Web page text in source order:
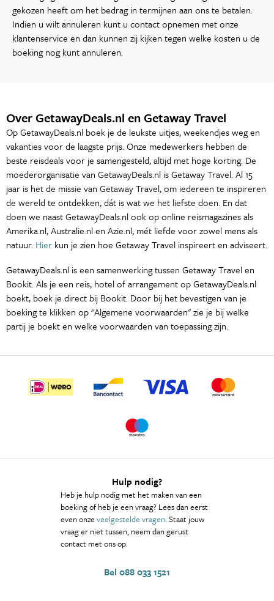
gekozen heeft om het bedrag in termijnen aan ons te betalen.
Indien u wilt annuleren kunt u contact opnemen met onze
klantenservice en dan kunnen zij kijken tegen welke kosten u de
boeking nog kunt annuleren.
Over GetawayDeals.nl en Getaway Travel
Op GetawayDeals.nl boek je de leukste uitjes, weekendjes weg en
vakanties voor de laagste prijs. Onze medewerkers hebben de
beste reisdeals voor je samengesteld, altijd met hoge korting. De
moederorganisatie van GetawayDeals.nl is Getaway Travel. Al 15
jaar is het de missie van Getaway Travel, om iedereen te inspireren
de wereld te ontdekken, dát is wat we het liefste doen. En dat
doen we naast GetawayDeals.nl ook op online reismagazines als
Amerika.nl, Australie.nl en Azie.nl, mét liefde voor zowel mens als
natuur. Hier kun je zien hoe Getaway Travel inspireert en adviseert.
GetawayDeals.nl is een samenwerking tussen Getaway Travel en
Bookit. Als je een reis, hotel of arrangement op GetawayDeals.nl
boekt, boek je direct bij Bookit. Door bij het bevestigen van je
boeking te klikken op "Algemene voorwaarden" zie je bij welke
partij je boekt en welke voorwaarden van toepassing zijn.
Hulp nodig?
Heb je hulp nodig met het maken van een
boeking of heb je een vraag? Lees dan eerst
even onze veelgestelde vragen. Staat jouw
vraag er niet tussen, neem dan gerust
contact met ons op.
Bel 088 033 1521